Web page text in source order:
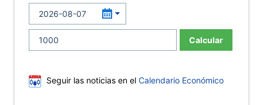
Calcular
Seguir las noticias en el Calendario Económico